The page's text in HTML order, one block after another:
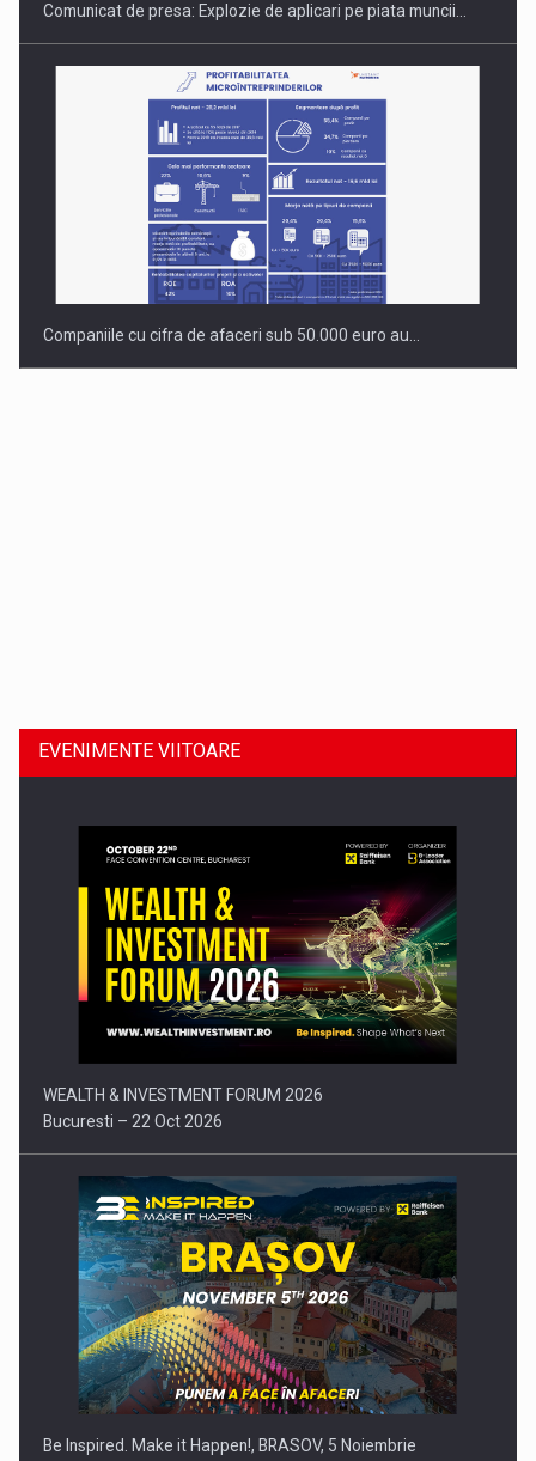
Comunicat de presa: Explozie de aplicari pe piata muncii…
Companiile cu cifra de afaceri sub 50.000 euro au…
Comunicat de presa: Joburile part-time reincep sa intre pe…
EVENIMENTE VIITOARE
WEALTH & INVESTMENT FORUM 2026
Bucuresti – 22 Oct 2026
Be Inspired. Make it Happen!, BRASOV, 5 Noiembrie